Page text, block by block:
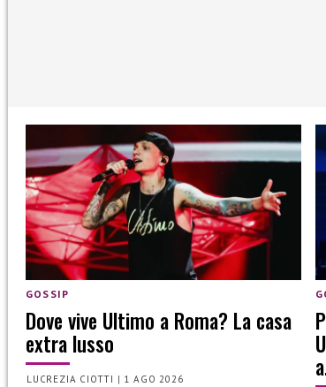
GOSSIP
Dove vive Ultimo a Roma? La casa
extra lusso
LUCREZIA CIOTTI | 1 AGO 2026